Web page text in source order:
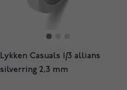
Lykken Casuals 1/3 allians
silverring 2,3 mm